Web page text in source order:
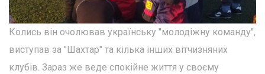
Колись він очолював українську "молодіжну команду",
виступав за "Шахтар" та кілька інших вітчизняних
клубів. Зараз же веде спокійне життя у своєму